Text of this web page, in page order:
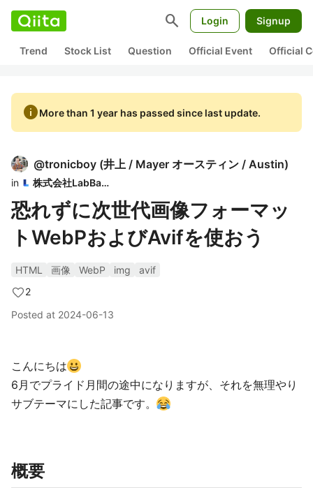
search Login Signup
Trend Stock List Question Official Event Official
infoMore than 1 year has passed since last update.
@tronicboy (井上 / Mayer オースティン / Austin)
in 株式会社LabBase
恐れずに次世代画像フォーマッ
トWebPおよびAvifを使おう
HTML 画像 WebP img
avif
2
Posted at 2024-06-13
こんにちは
6月でプライド月間の途中になりますが、それを無理やり
サブテーマにした記事です。
概要